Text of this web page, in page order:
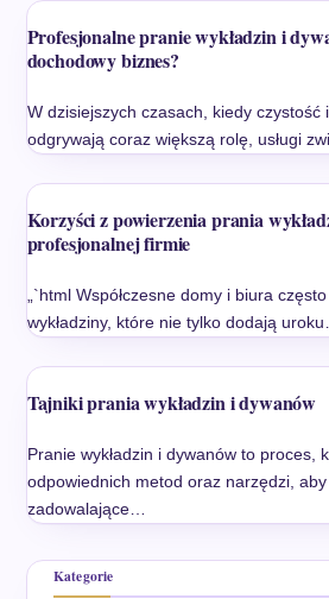
Profesjonalne pranie wykładzin i
dochodowy biznes?
W dzisiejszych czasach, kiedy czystość
odgrywają coraz większą rolę, usługi
Korzyści z powierzenia prania
profesjonalnej firmie
„`html Współczesne domy i biura
wykładziny, które nie tylko dodają
Tajniki prania wykładzin i dywanów
Pranie wykładzin i dywanów to proces,
odpowiednich metod oraz narzędzi,
zadowalające…
Kategorie